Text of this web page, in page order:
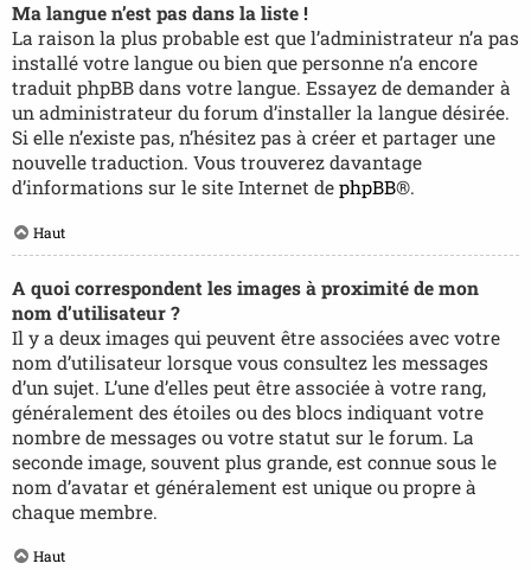
Ma langue n’est pas dans la liste !
La raison la plus probable est que l’administrateur n’a pas
installé votre langue ou bien que personne n’a encore
traduit phpBB dans votre langue. Essayez de demander à
un administrateur du forum d’installer la langue désirée.
Si elle n’existe pas, n’hésitez pas à créer et partager une
nouvelle traduction. Vous trouverez davantage
d’informations sur le site Internet de phpBB®.
Haut
A quoi correspondent les images à proximité de mon
nom d’utilisateur ?
Il y a deux images qui peuvent être associées avec votre
nom d’utilisateur lorsque vous consultez les messages
d’un sujet. L’une d’elles peut être associée à votre rang,
généralement des étoiles ou des blocs indiquant votre
nombre de messages ou votre statut sur le forum. La
seconde image, souvent plus grande, est connue sous le
nom d’avatar et généralement est unique ou propre à
chaque membre.
Haut